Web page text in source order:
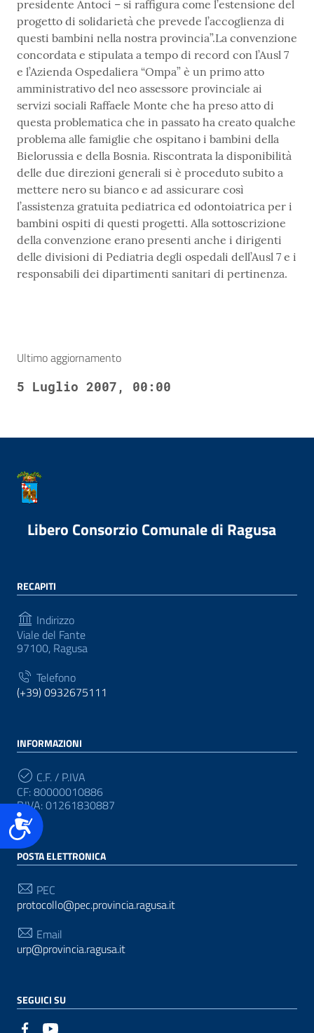
Accessibilità
presidente Antoci – si raffigura come l’estensione del
progetto di solidarietà che prevede l’accoglienza di
questi bambini nella nostra provincia”.La convenzione
concordata e stipulata a tempo di record con l’Ausl 7
e l’Azienda Ospedaliera “Ompa” è un primo atto
amministrativo del neo assessore provinciale ai
servizi sociali Raffaele Monte che ha preso atto di
questa problematica che in passato ha creato qualche
problema alle famiglie che ospitano i bambini della
Bielorussia e della Bosnia. Riscontrata la disponibilità
delle due direzioni generali si è proceduto subito a
mettere nero su bianco e ad assicurare così
l’assistenza gratuita pediatrica ed odontoiatrica per i
bambini ospiti di questi progetti. Alla sottoscrizione
della convenzione erano presenti anche i dirigenti
delle divisioni di Pediatria degli ospedali dell’Ausl 7 e i
responsabili dei dipartimenti sanitari di pertinenza.
Ultimo aggiornamento
5 Luglio 2007, 00:00
Libero Consorzio Comunale di Ragusa
RECAPITI
Indirizzo
Viale del Fante
97100, Ragusa
Telefono
(+39) 0932675111
INFORMAZIONI
C.F. / P.IVA
CF: 80000010886
P.IVA: 01261830887
POSTA ELETTRONICA
PEC
protocollo@pec.provincia.ragusa.it
Email
urp@provincia.ragusa.it
SEGUICI SU